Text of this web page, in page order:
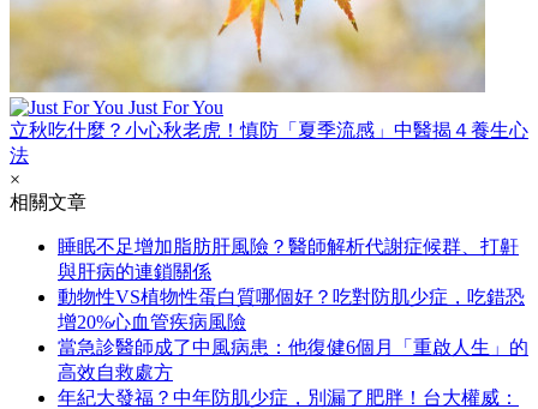
Just For You
立秋吃什麼？小心秋老虎！慎防「夏季流感」中醫揭４養生心
法
×
相關文章
睡眠不足增加脂肪肝風險？醫師解析代謝症候群、打鼾
與肝病的連鎖關係
動物性VS植物性蛋白質哪個好？吃對防肌少症，吃錯恐
增20%心血管疾病風險
當急診醫師成了中風病患：他復健6個月「重啟人生」的
高效自救處方
年紀大發福？中年防肌少症，別漏了肥胖！台大權威：